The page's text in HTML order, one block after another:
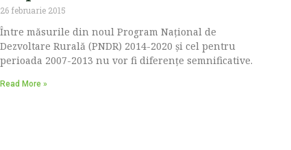
26 februarie 2015
Între măsurile din noul Program Național de
Dezvoltare Rurală (PNDR) 2014-2020 și cel pentru
perioada 2007-2013 nu vor fi diferențe semnificative.
Read More »